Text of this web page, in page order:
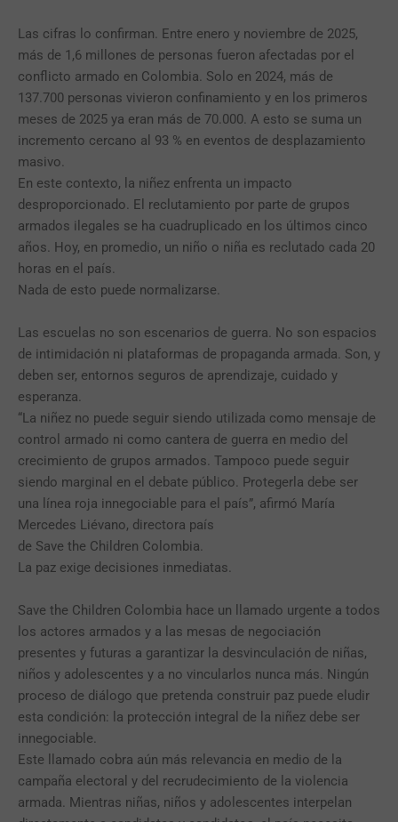
Las cifras lo confirman. Entre enero y noviembre de 2025,
más de 1,6 millones de personas fueron afectadas por el
conflicto armado en Colombia. Solo en 2024, más de
137.700 personas vivieron confinamiento y en los primeros
meses de 2025 ya eran más de 70.000. A esto se suma un
incremento cercano al 93 % en eventos de desplazamiento
masivo.
En este contexto, la niñez enfrenta un impacto
desproporcionado. El reclutamiento por parte de grupos
armados ilegales se ha cuadruplicado en los últimos cinco
años. Hoy, en promedio, un niño o niña es reclutado cada 20
horas en el país.
Nada de esto puede normalizarse.
Las escuelas no son escenarios de guerra. No son espacios
de intimidación ni plataformas de propaganda armada. Son, y
deben ser, entornos seguros de aprendizaje, cuidado y
esperanza.
“La niñez no puede seguir siendo utilizada como mensaje de
control armado ni como cantera de guerra en medio del
crecimiento de grupos armados. Tampoco puede seguir
siendo marginal en el debate público. Protegerla debe ser
una línea roja innegociable para el país”, afirmó María
Mercedes Liévano, directora país
de Save the Children Colombia.
La paz exige decisiones inmediatas.
Save the Children Colombia hace un llamado urgente a todos
los actores armados y a las mesas de negociación
presentes y futuras a garantizar la desvinculación de niñas,
niños y adolescentes y a no vincularlos nunca más. Ningún
proceso de diálogo que pretenda construir paz puede eludir
esta condición: la protección integral de la niñez debe ser
innegociable.
Este llamado cobra aún más relevancia en medio de la
campaña electoral y del recrudecimiento de la violencia
armada. Mientras niñas, niños y adolescentes interpelan